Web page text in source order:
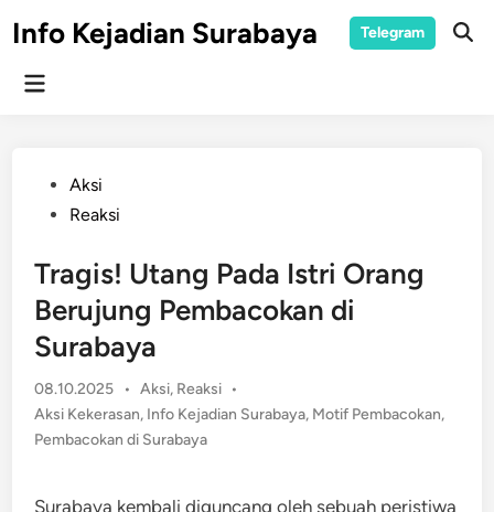
toInfo Kejadian Surabaya Telegram
Main
PostedAksi
Reaksi
Tragis! Utang Pada Istri Orang
Berujung Pembacokan di
Surabaya
08.10.2025 • Posted
in
Aksi, Reaksi •
Aksi Kekerasan, Info Kejadian Surabaya, Motif Pembacokan,
Pembacokan di Surabaya
Surabaya kembali diguncang oleh sebuah peristiwa